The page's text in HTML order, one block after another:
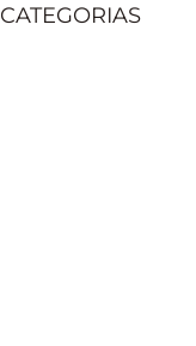
CATEGORIAS